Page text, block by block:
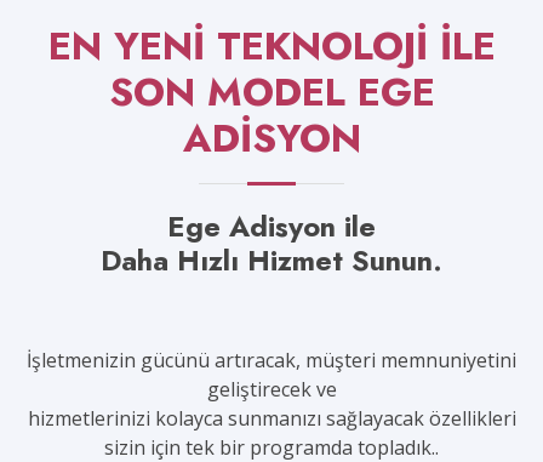
EN YENİ TEKNOLOJİ İLE
SON MODEL EGE
ADİSYON
Ege Adisyon ile
Daha Hızlı Hizmet Sunun.
İşletmenizin gücünü artıracak, müşteri memnuniyetini
geliştirecek ve
hizmetlerinizi kolayca sunmanızı sağlayacak özellikleri
sizin için tek bir programda topladık..